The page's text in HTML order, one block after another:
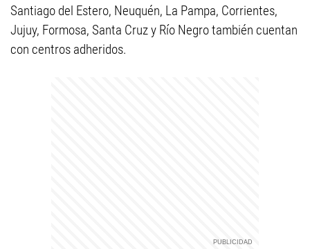
Santiago del Estero, Neuquén, La Pampa, Corrientes,
Jujuy, Formosa, Santa Cruz y Río Negro también cuentan
con centros adheridos.